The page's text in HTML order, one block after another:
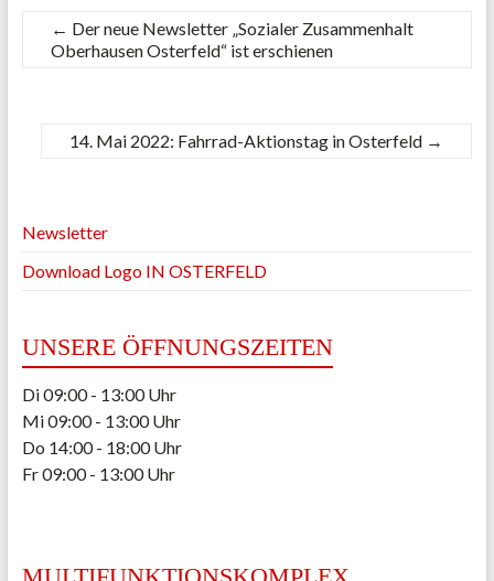
← Der neue Newsletter „Sozialer Zusammenhalt
Oberhausen Osterfeld“ ist erschienen
14. Mai 2022: Fahrrad-Aktionstag in Osterfeld →
Newsletter
Download Logo IN OSTERFELD
UNSERE ÖFFNUNGSZEITEN
Di 09:00 - 13:00 Uhr
Mi 09:00 - 13:00 Uhr
Do 14:00 - 18:00 Uhr
Fr 09:00 - 13:00 Uhr